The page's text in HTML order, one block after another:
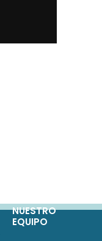
NUESTRO
EQUIPO